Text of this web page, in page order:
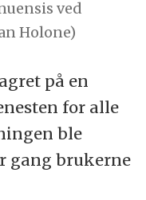
ved
Holone)
på en
for alle
ble
gang brukerne